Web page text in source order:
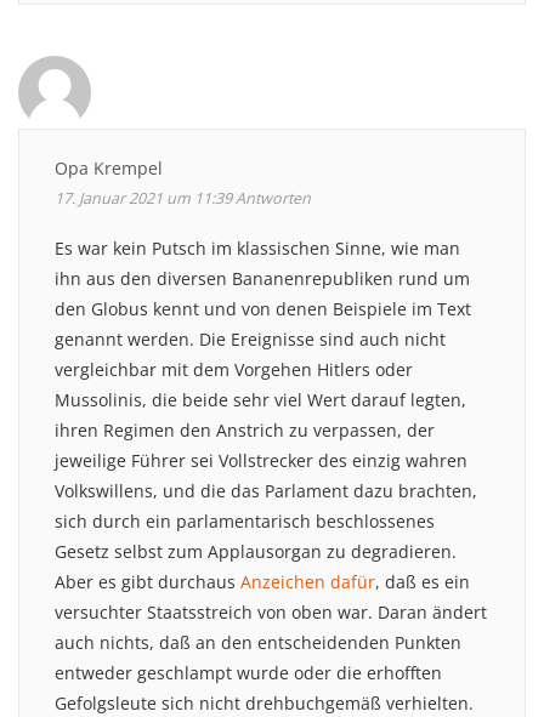
Opa Krempel
17. Januar 2021 um 11:39Antworten
Es war kein Putsch im klassischen Sinne, wie man
ihn aus den diversen Bananenrepubliken rund um
den Globus kennt und von denen Beispiele im Text
genannt werden. Die Ereignisse sind auch nicht
vergleichbar mit dem Vorgehen Hitlers oder
Mussolinis, die beide sehr viel Wert darauf legten,
ihren Regimen den Anstrich zu verpassen, der
jeweilige Führer sei Vollstrecker des einzig wahren
Volkswillens, und die das Parlament dazu brachten,
sich durch ein parlamentarisch beschlossenes
Gesetz selbst zum Applausorgan zu degradieren.
Aber es gibt durchaus Anzeichen dafür, daß es ein
versuchter Staatsstreich von oben war. Daran ändert
auch nichts, daß an den entscheidenden Punkten
entweder geschlampt wurde oder die erhofften
Gefolgsleute sich nicht drehbuchgemäß verhielten.